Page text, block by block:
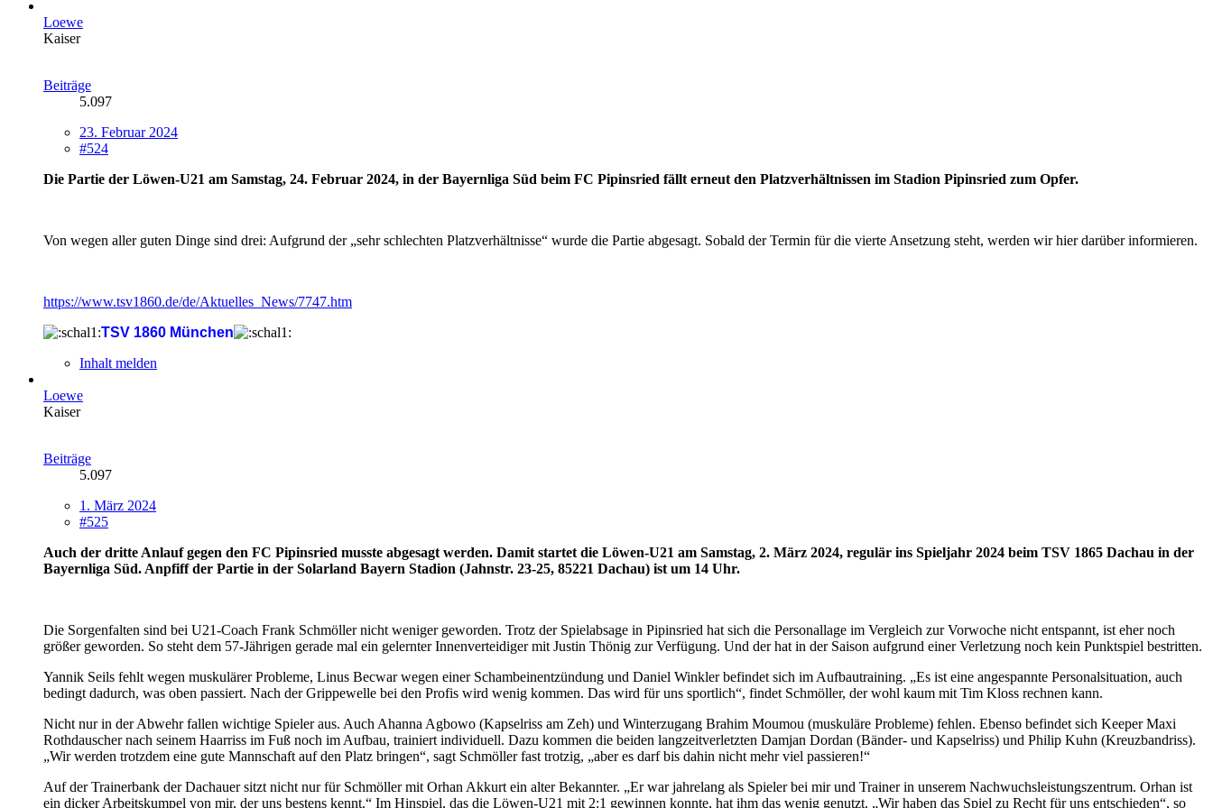
Loewe
Kaiser
Beiträge
5.097
23. Februar 2024
#524
Die Partie der Löwen-U21 am Samstag, 24. Februar 2024, in der Bayernliga Süd beim FC Pipinsried fällt erneut den Platzverhältnissen im Stadion Pipinsried zum Opfer.
Von wegen aller guten Dinge sind drei: Aufgrund der „sehr schlechten Platzverhältnisse“ wurde die Partie abgesagt. Sobald der Termin für die vierte Ansetzung steht, werden wir hier darüber informieren.
https://www.tsv1860.de/de/Aktuelles_News/7747.htm
TSV 1860 München
Inhalt melden
Loewe
Kaiser
Beiträge
5.097
1. März 2024
#525
Auch der dritte Anlauf gegen den FC Pipinsried musste abgesagt werden. Damit startet die Löwen-U21 am Samstag, 2. März 2024, regulär ins Spieljahr 2024 beim TSV 1865 Dachau in der
Bayernliga Süd. Anpfiff der Partie in der Solarland Bayern Stadion (Jahnstr. 23-25, 85221 Dachau) ist um 14 Uhr.
Die Sorgenfalten sind bei U21-Coach Frank Schmöller nicht weniger geworden. Trotz der Spielabsage in Pipinsried hat sich die Personallage im Vergleich zur Vorwoche nicht entspannt, ist eher noch
größer geworden. So steht dem 57-Jährigen gerade mal ein gelernter Innenverteidiger mit Justin Thönig zur Verfügung. Und der hat in der Saison aufgrund einer Verletzung noch kein Punktspiel bestritten.
Yannik Seils fehlt wegen muskulärer Probleme, Linus Becwar wegen einer Schambeinentzündung und Daniel Winkler befindet sich im Aufbautraining. „Es ist eine angespannte Personalsituation, auch
bedingt dadurch, was oben passiert. Nach der Grippewelle bei den Profis wird wenig kommen. Das wird für uns sportlich“, findet Schmöller, der wohl kaum mit Tim Kloss rechnen kann.
Nicht nur in der Abwehr fallen wichtige Spieler aus. Auch Ahanna Agbowo (Kapselriss am Zeh) und Winterzugang Brahim Moumou (muskuläre Probleme) fehlen. Ebenso befindet sich Keeper Maxi
Rothdauscher nach seinem Haarriss im Fuß noch im Aufbau, trainiert individuell. Dazu kommen die beiden langzeitverletzten Damjan Dordan (Bänder- und Kapselriss) und Philip Kuhn (Kreuzbandriss).
„Wir werden trotzdem eine gute Mannschaft auf den Platz bringen“, sagt Schmöller fast trotzig, „aber es darf bis dahin nicht mehr viel passieren!“
Auf der Trainerbank der Dachauer sitzt nicht nur für Schmöller mit Orhan Akkurt ein alter Bekannter. „Er war jahrelang als Spieler bei mir und Trainer in unserem Nachwuchsleistungszentrum. Orhan ist
ein dicker Arbeitskumpel von mir, der uns bestens kennt.“ Im Hinspiel, das die Löwen-U21 mit 2:1 gewinnen konnte, hat ihm das wenig genutzt. „Wir haben das Spiel zu Recht für uns entschieden“, so